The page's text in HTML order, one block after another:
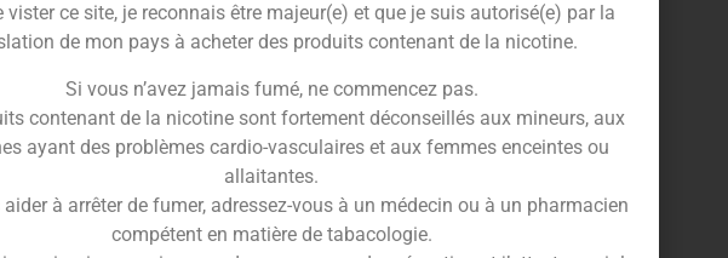
EF 0.3 Ω en Kanthal
sont vendues à l’unité
: Eleaf
: Pesso
vister ce site, je reconnais être majeur(e) et que je suis autorisé(e) par la
de mon pays à acheter des produits contenant de la nicotine.
Si vous n’avez jamais fumé, ne commencez pas.
contenant de la nicotine sont fortement déconseillés aux mineurs, aux
ayant des problèmes cardio-vasculaires et aux femmes enceintes ou
allaitantes.
à arrêter de fumer, adressez-vous à un médecin ou à un pharmacien
compétent en matière de tabacologie.